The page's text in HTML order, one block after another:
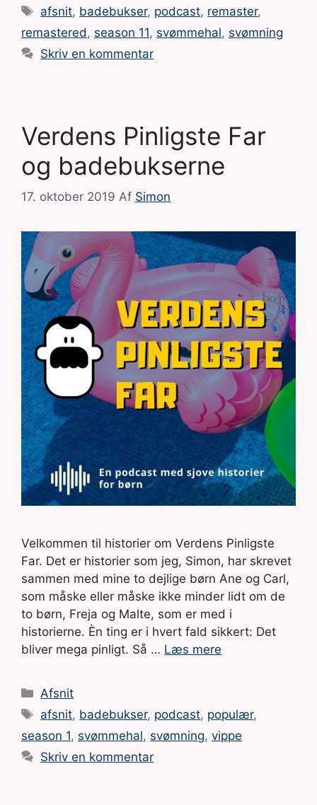
Tags
afsnit, badebukser, podcast, remaster,
remastered , season 11, svømmehal, svømning
Skriv en kommentar
Verdens Pinligste Far
og badebukserne
17. oktober 2019 Af Simon
Velkommen til historier om Verdens Pinligste
Far. Det er historier som jeg, Simon, har skrevet
sammen med mine to dejlige børn Ane og Carl,
som måske eller måske ikke minder lidt om de
to børn, Freja og Malte, som er med i
historierne. Èn ting er i hvert fald sikkert: Det
bliver mega pinligt. Så … Læs mere
Kategorier
Afsnit
Tags
afsnit, badebukser, podcast, populær,
season 1, svømmehal, svømning, vippe
Skriv en kommentar